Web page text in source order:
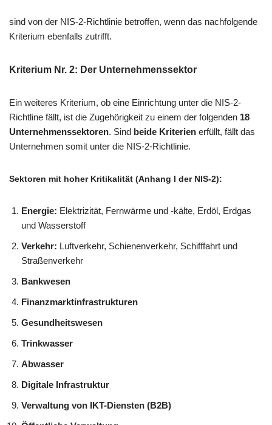
sind von der NIS-2-Richtlinie betroffen, wenn das nachfolgende
Kriterium ebenfalls zutrifft.
Kriterium Nr. 2: Der Unternehmenssektor
Ein weiteres Kriterium, ob eine Einrichtung unter die NIS-2-
Richtline fällt, ist die Zugehörigkeit zu einem der folgenden 18
Unternehmenssektoren. Sind beide Kriterien erfüllt, fällt das
Unternehmen somit unter die NIS-2-Richtlinie.
Sektoren mit hoher Kritikalität (Anhang I der NIS-2):
Energie: Elektrizität, Fernwärme und -kälte, Erdöl, Erdgas
und Wasserstoff
Verkehr: Luftverkehr, Schienenverkehr, Schifffahrt und
Straßenverkehr
Bankwesen
Finanzmarktinfrastrukturen
Gesundheitswesen
Trinkwasser
Abwasser
Digitale Infrastruktur
Verwaltung von IKT-Diensten (B2B)